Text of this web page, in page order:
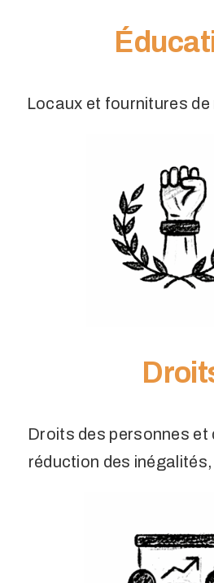
Locaux et fournitures
Droits des personnes et
réduction des